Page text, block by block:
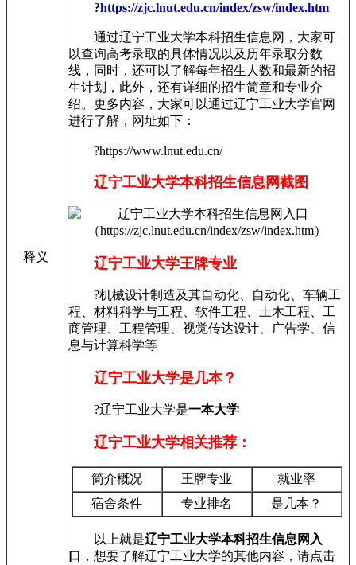
释义
?https://zjc.lnut.edu.cn/index/zsw/index.htm
通过辽宁工业大学本科招生信息网，大家可
以查询高考录取的具体情况以及历年录取分数
线，同时，还可以了解每年招生人数和最新的招
生计划，此外，还有详细的招生简章和专业介
绍。更多内容，大家可以通过辽宁工业大学官网
进行了解，网址如下：
?https://www.lnut.edu.cn/
辽宁工业大学本科招生信息网截图
辽宁工业大学王牌专业
?机械设计制造及其自动化、自动化、车辆工
程、材料科学与工程、软件工程、土木工程、工
商管理、工程管理、视觉传达设计、广告学、信
息与计算科学等
辽宁工业大学是几本？
?辽宁工业大学是一本大学
辽宁工业大学相关推荐：
简介概况 王牌专业
就业率
宿舍条件
专业排名 是几本？
以上就是辽宁工业大学本科招生信息网入
口
，想要了解辽宁工业大学的其他内容，请点击